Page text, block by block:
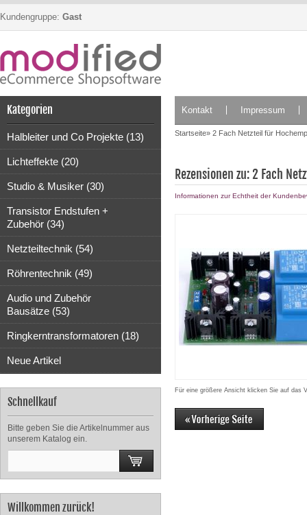
Kundengruppe: Gast
Kategorien
Halbleiter und Co Projekte (13)
Lichteffekte (20)
Studio & Musiker (30)
Transistor Endstufen +
Zubehör (34)
Netzteiltechnik (54)
Röhrentechnik (49)
Audio und Zubehör
Bausätze (53)
Ringkerntransformatoren (18)
Neue Artikel
Schnellkauf
Bitte geben Sie die Artikelnummer aus
unserem Katalog ein.
Willkommen zurück!
Kontakt Impressum
Startseite» 2 Fach Netzteil für
Rezensionen zu: 2 Fach
Informationen zur Echtheit der
Für eine größere Ansicht klicken Sie auf das